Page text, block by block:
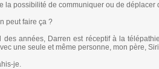
la possibilité de communiquer ou de
peut faire ça ?
années, Darren est réceptif à la
une seule et même personne, mon père,
je.